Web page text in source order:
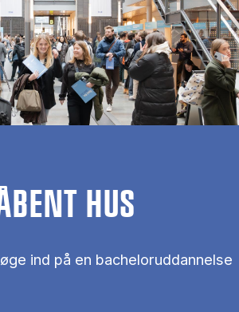
HUS
ind på en bacheloruddannelse